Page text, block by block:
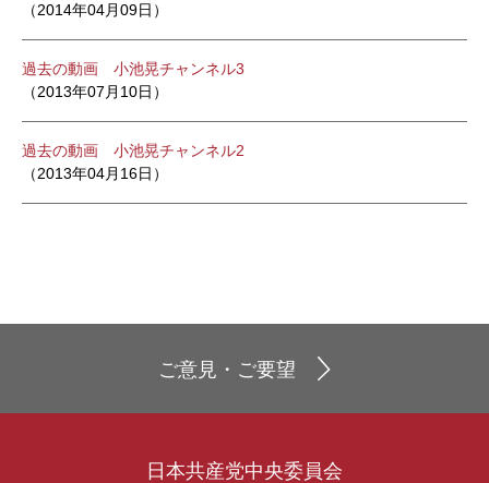
（2014年04月09日）
過去の動画 小池晃チャンネル3
（2013年07月10日）
過去の動画 小池晃チャンネル2
（2013年04月16日）
ご意見・ご要望
日本共産党中央委員会